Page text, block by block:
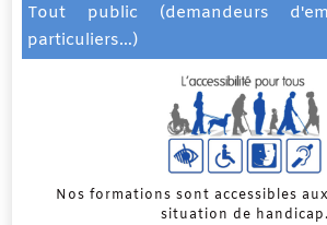
Tout public (demandeurs
particuliers…)
Nos formations sont accessibles
situation de handicap.